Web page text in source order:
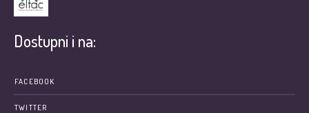
Dostupni i na:
FACEBOOK
TWITTER